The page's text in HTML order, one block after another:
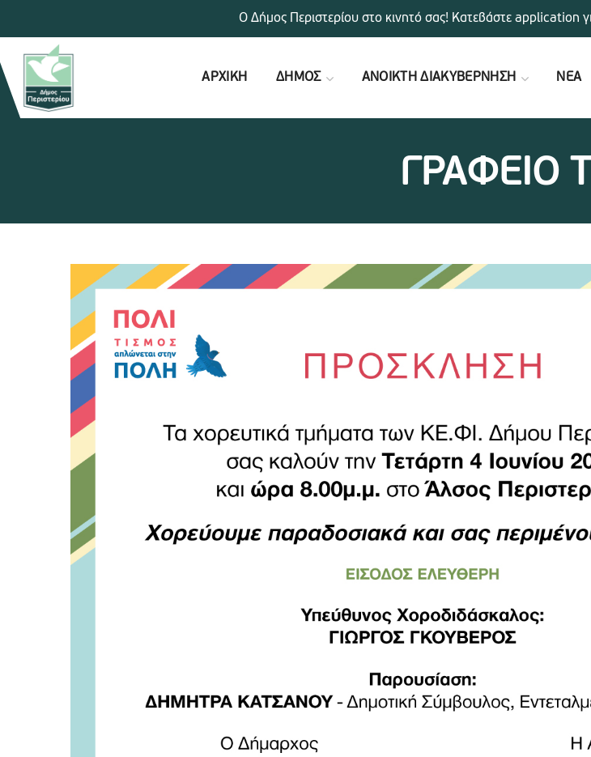
ΑΡΧΙΚΗ ΔΗΜΟΣ ΑΝΟΙΚΤΗ ΔΙΑΚΥΒΕΡΝΗΣΗ ΝΕΑ
ΓΡΑΦΕΙΟ
Ο Δήμος Περιστερίου στο κινητό σας! Κατεβάστε application